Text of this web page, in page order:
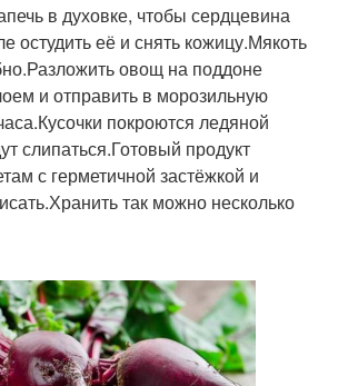
в духовке, чтобы сердцевина
остудить её и снять кожицу.Мякоть
овощ на поддоне
и отправить в морозильную
покроются ледяной
слипаться.Готовый продукт
с герметичной застёжкой и
так можно несколько